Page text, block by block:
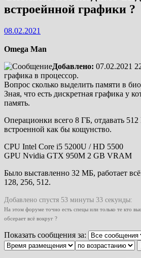
встроейнной графики ?
08.02.2021
Omega Man
Добавлено: 07.02.2021
графика в процессор.
Вопрос сколько выделить памяти в
Зная, что есть дискретная графика у
память.
Операционки всего 8 ГБ, отдавать
встроенной как бы кощунство.
CPU Intel Core i5 5200U / HD 5500
GPU Nvidia GTX 950M 2 GB VRAM
Было выставленно 32 МБ, работает
128, 256, 512.
Добавлено спустя 53 минуты 33 секунды:
На этом форуме точно есть спецы или только те кто
обсерает всё вокруг ?
Показать сообщения за: